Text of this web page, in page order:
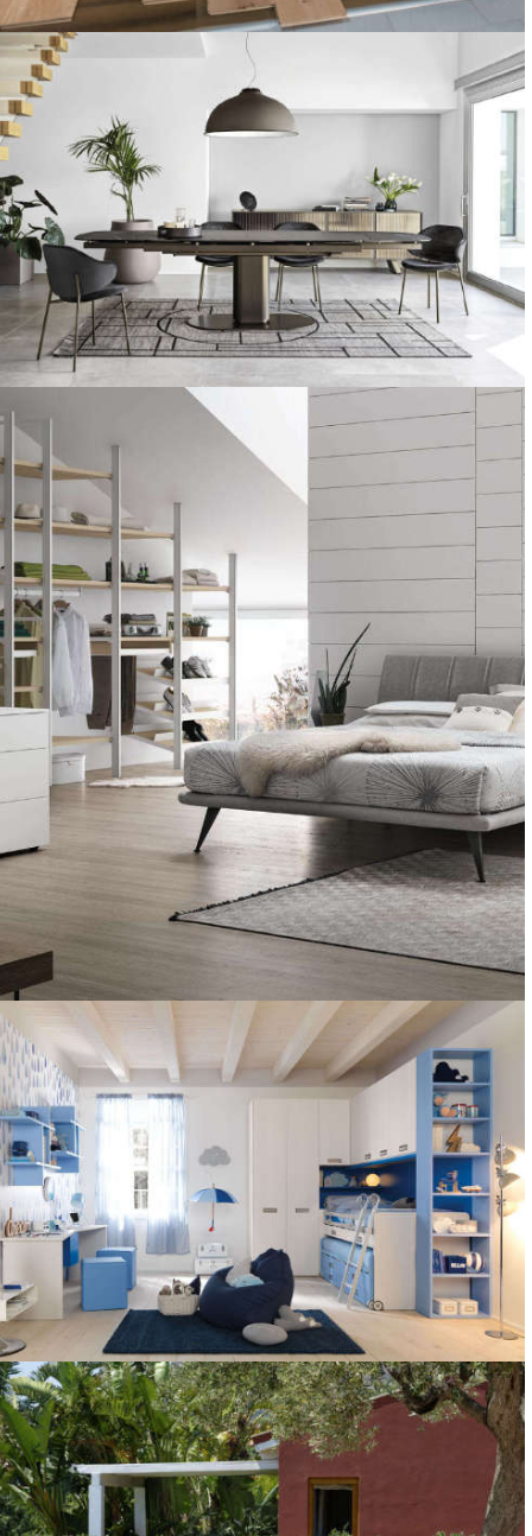
SOGGIORNI
MOBILI E COMPLEMENTI D'ARREDO
MOBILI PER LA ZONA NOTTE
CAMERETTE PER BAMBINI
MORETTI COMPACT, SPAGNOL